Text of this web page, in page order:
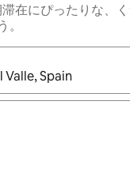
在にぴったりな、
れたら、上下の矢印キ